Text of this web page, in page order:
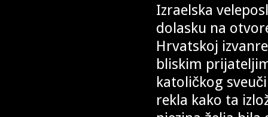
Izraelska
dolasku na
Hrvatskoj
bliskim
katoličkog
rekla kako ta